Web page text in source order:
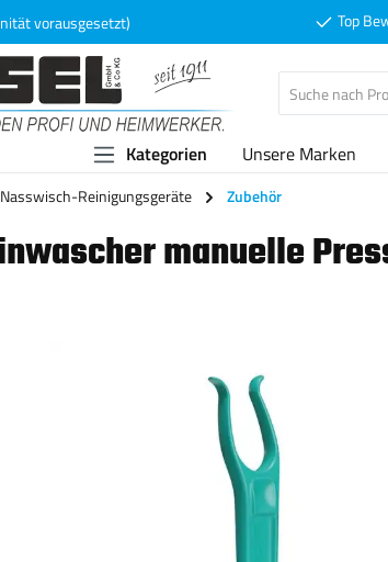
springen
vorausgesetzt) Top
Kategorien Unsere Marken
Nasswisch-Reinigungsgeräte Zubehör
manuelle